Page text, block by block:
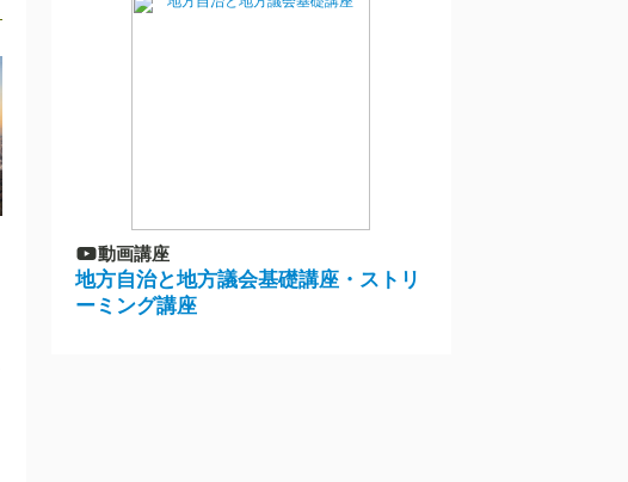
動画講座
地方自治と地方議会基礎講座・ストリ
ーミング講座